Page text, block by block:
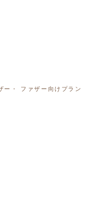
ー・ ファザー向けプラン